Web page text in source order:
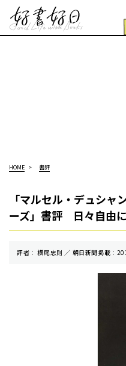
HOME 書評
「マルセル・デュシャ
ーズ」書評 日々自由
評者： 横尾忠則 ／ 朝⽇新聞掲載：